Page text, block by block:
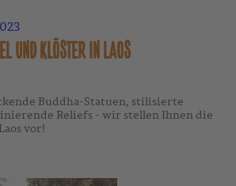
UND KLÖSTER IN LAOS
Buddha-Statuen, stilisierte
Reliefs - wir stellen Ihnen die
vor!